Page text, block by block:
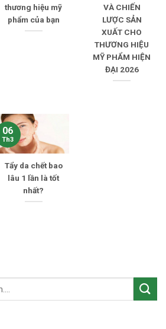
thương hiệu mỹ
phẩm của bạn
VÀ CHIẾN
LƯỢC SẢN
XUẤT CHO
THƯƠNG HIỆU
MỸ PHẨM HIỆN
ĐẠI 2026
Tẩy da chết bao
lâu 1 lần là tốt
nhất?
06
Th3